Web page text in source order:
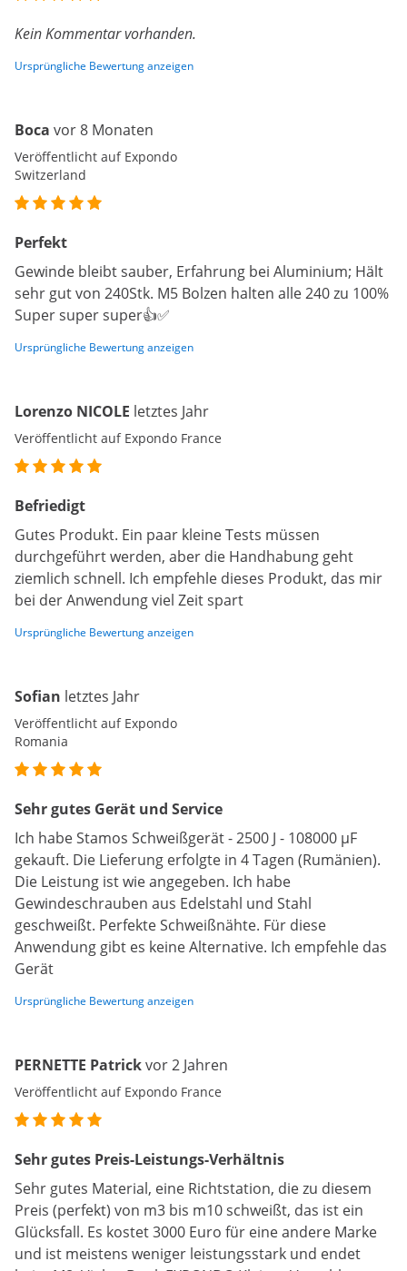
Kein Kommentar vorhanden.
Ursprüngliche Bewertung anzeigen
Boca vor 8 Monaten
Veröffentlicht auf Expondo
Switzerland
Perfekt
Gewinde bleibt sauber, Erfahrung bei Aluminium; Hält
sehr gut von 240Stk. M5 Bolzen halten alle 240 zu 100%
Super super super👍✅
Ursprüngliche Bewertung anzeigen
Lorenzo NICOLE letztes Jahr
Veröffentlicht auf Expondo France
Befriedigt
Gutes Produkt. Ein paar kleine Tests müssen
durchgeführt werden, aber die Handhabung geht
ziemlich schnell. Ich empfehle dieses Produkt, das mir
bei der Anwendung viel Zeit spart
Ursprüngliche Bewertung anzeigen
Sofian letztes Jahr
Veröffentlicht auf Expondo
Romania
Sehr gutes Gerät und Service
Ich habe Stamos Schweißgerät - 2500 J - 108000 µF
gekauft. Die Lieferung erfolgte in 4 Tagen (Rumänien).
Die Leistung ist wie angegeben. Ich habe
Gewindeschrauben aus Edelstahl und Stahl
geschweißt. Perfekte Schweißnähte. Für diese
Anwendung gibt es keine Alternative. Ich empfehle das
Gerät
Ursprüngliche Bewertung anzeigen
PERNETTE Patrickvor 2 Jahren
Veröffentlicht auf Expondo France
Sehr gutes Preis-Leistungs-Verhältnis
Sehr gutes Material, eine Richtstation, die zu diesem
Preis (perfekt) von m3 bis m10 schweißt, das ist ein
Glücksfall. Es kostet 3000 Euro für eine andere Marke
und ist meistens weniger leistungsstark und endet